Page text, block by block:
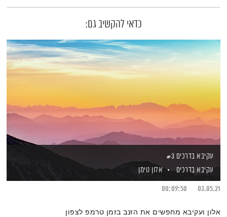
כדאי להקשיב גם:
עקיבא בדרכים #3
עקיבא בדרכים
אלון נוימן
03.05.21
00:09:50
אלון ועקיבא מחפשים את הזנב בזמן טרמפ לצפון